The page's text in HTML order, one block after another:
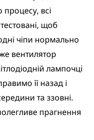
всі
щоб
чіпи нормально
вентилятор
лампочці
її назад і
та ззовні.
прагнення